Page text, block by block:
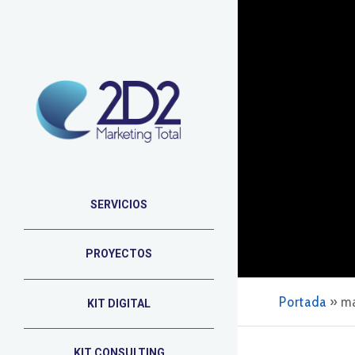
SERVICIOS
PROYECTOS
KIT DIGITAL Portada »